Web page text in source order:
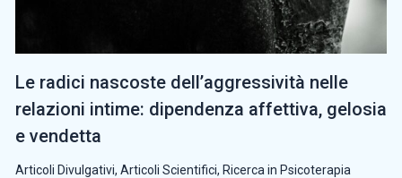
Le radici nascoste dell’aggressività nelle
relazioni intime: dipendenza affettiva, gelosia
e vendetta
Articoli Divulgativi, Articoli Scientifici, Ricerca in Psicoterapia